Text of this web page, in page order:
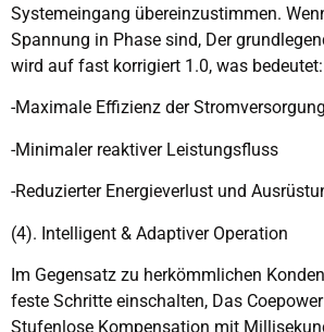
Systemeingang übereinzustimmen.
Spannung in Phase sind, Der
wird auf fast korrigiert 1.0, was bedeutet:
-Maximale Effizienz der Stromversorgung
-Minimaler reaktiver Leistungsfluss
-Reduzierter Energieverlust und
(4). Intelligent & Adaptiver Operation
Im Gegensatz zu herkömmlichen
feste Schritte einschalten, Das
Stufenlose Kompensation mit